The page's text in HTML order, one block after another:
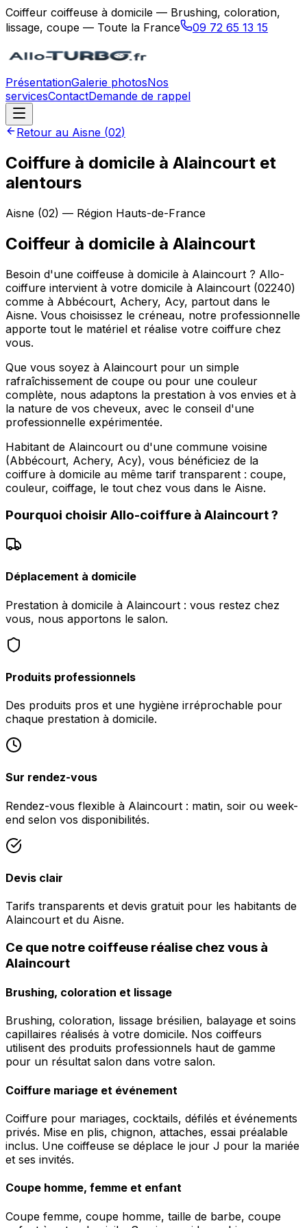
Coiffeur coiffeuse à domicile — Brushing, coloration,
lissage, coupe — Toute la France
09 72 65 13 15
PrésentationGalerie photosNos
servicesContactDemande de rappel
Retour au Aisne (02)
Coiffure à domicile à Alaincourt et
alentours
Aisne (02) — Région Hauts-de-France
Coiffeur à domicile à Alaincourt
Besoin d'une coiffeuse à domicile à Alaincourt ? Allo-
coiffure intervient à votre domicile à Alaincourt (02240)
comme à Abbécourt, Achery, Acy, partout dans le
Aisne. Vous choisissez le créneau, notre professionnelle
apporte tout le matériel et réalise votre coiffure chez
vous.
Que vous soyez à Alaincourt pour un simple
rafraîchissement de coupe ou pour une couleur
complète, nous adaptons la prestation à vos envies et à
la nature de vos cheveux, avec le conseil d'une
professionnelle expérimentée.
Habitant de Alaincourt ou d'une commune voisine
(Abbécourt, Achery, Acy), vous bénéficiez de la
coiffure à domicile au même tarif transparent : coupe,
couleur, coiffage, le tout chez vous dans le Aisne.
Pourquoi choisir Allo-coiffure à Alaincourt?
Déplacement à domicile
Prestation à domicile à Alaincourt : vous restez chez
vous, nous apportons le salon.
Produits professionnels
Des produits pros et une hygiène irréprochable pour
chaque prestation à domicile.
Sur rendez-vous
Rendez-vous flexible à Alaincourt : matin, soir ou week-
end selon vos disponibilités.
Devis clair
Tarifs transparents et devis gratuit pour les habitants de
Alaincourt et du Aisne.
Ce que notre coiffeuse réalise chez vous à
Alaincourt
Brushing, coloration et lissage
Brushing, coloration, lissage brésilien, balayage et soins
capillaires réalisés à votre domicile. Nos coiffeurs
utilisent des produits professionnels haut de gamme
pour un résultat salon dans votre salon.
Coiffure mariage et événement
Coiffure pour mariages, cocktails, défilés et événements
privés. Mise en plis, chignon, attaches, essai préalable
inclus. Une coiffeuse se déplace le jour J pour la mariée
et ses invités.
Coupe homme, femme et enfant
Coupe femme, coupe homme, taille de barbe, coupe